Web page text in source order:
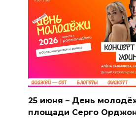
25 июня – День
площади Серго